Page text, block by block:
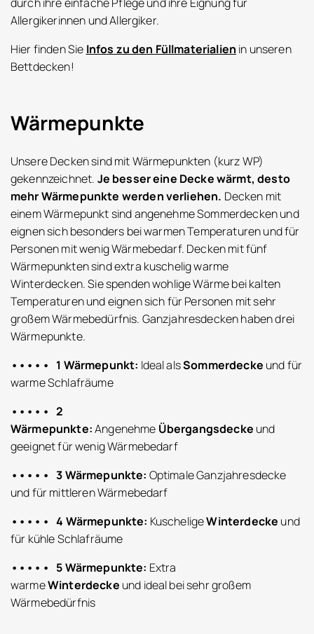
Allergikerinnen und Allergiker.
Hier finden Sie Infos zu den Füllmaterialien in unseren
Bettdecken!
Wärmepunkte
Unsere Decken sind mit Wärmepunkten (kurz WP)
gekennzeichnet. Je besser eine Decke wärmt, desto
mehr Wärmepunkte werden verliehen. Decken mit
einem Wärmepunkt sind angenehme Sommerdecken und
eignen sich besonders bei warmen Temperaturen und für
Personen mit wenig Wärmebedarf. Decken mit fünf
Wärmepunkten sind extra kuschelig warme
Winterdecken. Sie spenden wohlige Wärme bei kalten
Temperaturen und eignen sich für Personen mit sehr
großem Wärmebedürfnis. Ganzjahresdecken haben drei
Wärmepunkte.
••••• 1 Wärmepunkt: Ideal alsSommerdecke und für
warme Schlafräume
••••• 2
Wärmepunkte:Angenehme Übergangsdecke und
geeignet für wenig Wärmebedarf
••••• 3 Wärmepunkte: Optimale Ganzjahresdecke
und für mittleren Wärmebedarf
••••• 4 Wärmepunkte: KuscheligeWinterdecke und
für kühle Schlafräume
••••• 5 Wärmepunkte: Extra
warmeWinterdecke und ideal bei sehr großem
Wärmebedürfnis